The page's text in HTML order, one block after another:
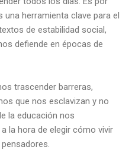
herramienta clave para el
de estabilidad social,
defiende en épocas de
trascender barreras,
que nos esclavizan y no
la educación nos
la hora de elegir cómo vivir